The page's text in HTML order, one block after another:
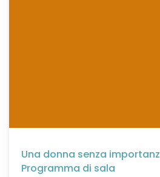
Una donna senza
Programma di sala